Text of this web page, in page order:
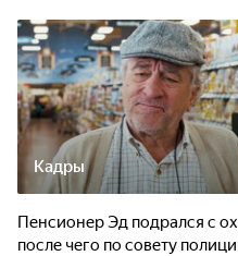
Кадры
Пенсионер Эд подрался с
после чего по совету